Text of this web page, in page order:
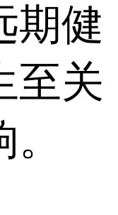
期健
至关